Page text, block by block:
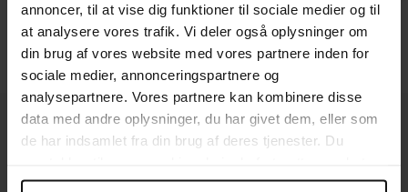
annoncer, til at vise dig funktioner til sociale medier og til
at analysere vores trafik. Vi deler også oplysninger om
din brug af vores website med vores partnere inden for
sociale medier, annonceringspartnere og
analysepartnere. Vores partnere kan kombinere disse
data med andre oplysninger, du har givet dem, eller som
de har indsamlet fra din brug af deres tjenester. Du
anvende vores hjemmeside.
KONTAKT